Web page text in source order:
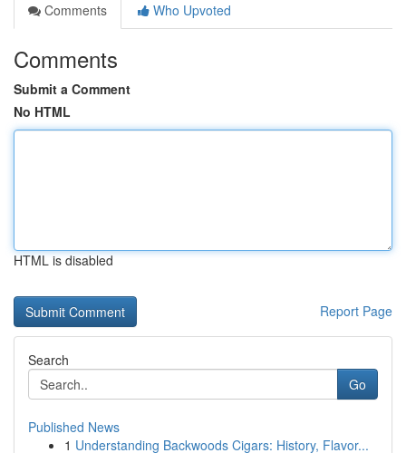
Comments
Who Upvoted
Comments
Submit a Comment
No HTML
HTML is disabled
Report Page
Search
Go
Published News
1 Understanding Backwoods Cigars: History, Flavor...